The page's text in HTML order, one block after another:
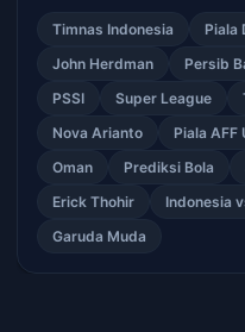
Timnas Indonesia Piala
John Herdman
Persib
PSSI
Super League
Nova Arianto
Piala AFF
Oman
Prediksi Bola
Erick Thohir
Indonesia
Garuda Muda